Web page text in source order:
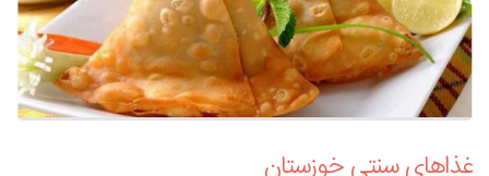
غذاهای سنتی خوزستان